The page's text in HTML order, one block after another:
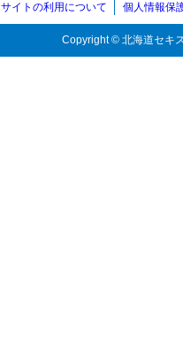
サイトの利用について 個人情報保
Copyright © 北海道セキ